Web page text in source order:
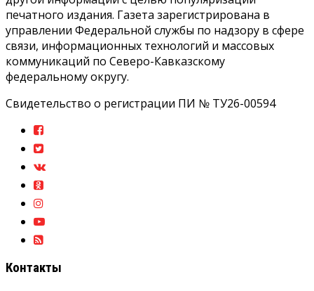
печатного издания. Газета зарегистрирована в
управлении Федеральной службы по надзору в сфере
связи, информационных технологий и массовых
коммуникаций по Северо-Кавказскому
федеральному округу.
Свидетельство о регистрации ПИ № ТУ26-00594
Контакты